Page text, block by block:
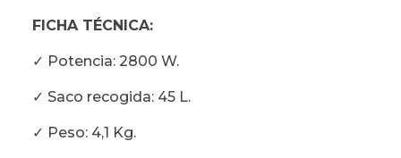
FICHA TÉCNICA:
✓ Potencia: 2800 W.
✓ Saco recogida: 45 L.
✓ Peso: 4,1 Kg.